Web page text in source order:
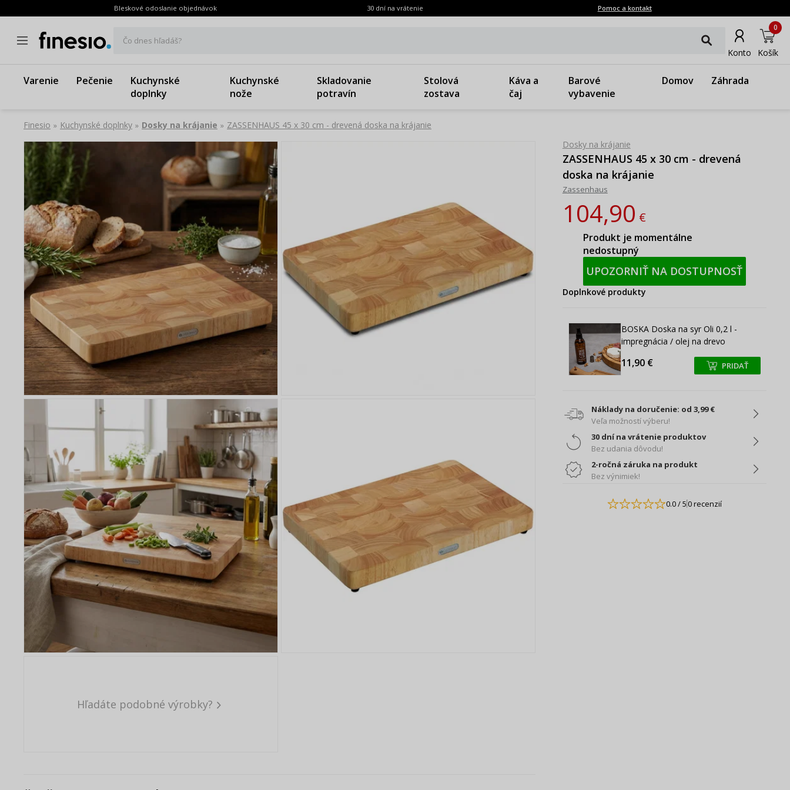
Bleskové odoslanie objednávok 30 dní na vrátenie Pomoc a kontakt
Čo dnes hľadáš?
Konto Košík
0
Varenie Pečenie
Kuchynské
doplnky
Kuchynské
nože
Skladovanie
potravín
Stolová
zostava
Káva a
čaj
Barové
vybavenie
Domov Záhrada
Finesio » Kuchynské doplnky » Dosky na krájanie » ZASSENHAUS 45 x 30 cm - drevená doska na krájanie
Hľadáte podobné výrobky?
Dosky na krájanie
ZASSENHAUS 45 x 30 cm - drevená
doska na krájanie
Zassenhaus
104,90€
Produkt je momentálne
nedostupný
UPOZORNIŤ NA DOSTUPNOSŤ
Doplnkové produkty
BOSKA Doska na syr Oli 0,2 l -
impregnácia / olej na drevo
11,90 € +
+ PRIDAŤ
Náklady na doručenie: od 3,99 €
Veľa možností výberu!
30 dní na vrátenie produktov
Bez udania dôvodu!
2-ročná záruka na produkt
Bez výnimiek!
0.0/ 50 recenzií